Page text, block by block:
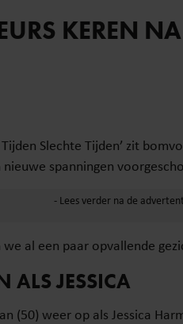
KEREN
Slechte Tijden’ zit
spanningen
al een paar opvallende
ALS JESSICA
(50) weer op als Jessica